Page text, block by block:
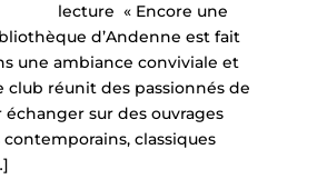
lecture « Encore une
d’Andenne est fait
une ambiance conviviale et
club réunit des passionnés de
sur des ouvrages
contemporains, classiques